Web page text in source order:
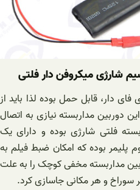
شارژی میکروفن دار فلتی
دار، قابل حمل بوده لذا باید از
دوربین مداربسته نیازی به اتصال
فلتی شارژی بوده و دارای یک
لیتیوم پلیمر بوده که امکان ضبط فیلم به
دوربین مداربسته مخفی کوچک را به علت
سوراخ و هر مکانی جاسازی کرد.